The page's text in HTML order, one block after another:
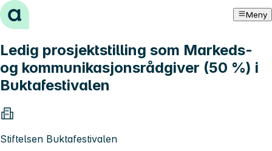
Hopp til innhold Meny
Ledig prosjektstilling som Markeds-
og kommunikasjonsrådgiver (50 %) i
Buktafestivalen
Stiftelsen Buktafestivalen